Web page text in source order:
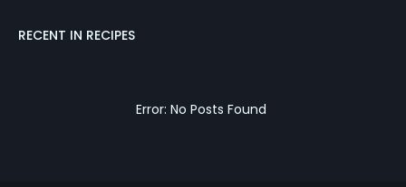
RECENT IN RECIPES
Error: No Posts Found